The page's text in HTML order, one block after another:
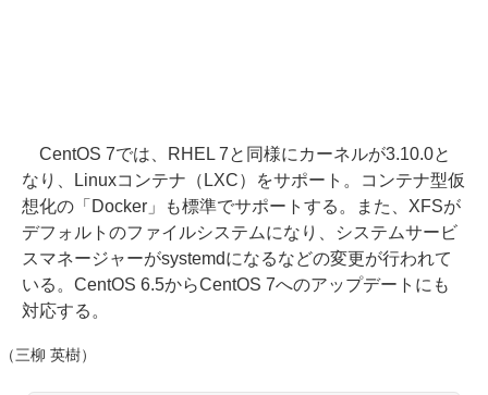
CentOS 7では、RHEL 7と同様にカーネルが3.10.0と
なり、Linuxコンテナ（LXC）をサポート。コンテナ型仮
想化の「Docker」も標準でサポートする。また、XFSが
デフォルトのファイルシステムになり、システムサービ
スマネージャーがsystemdになるなどの変更が行われて
いる。CentOS 6.5からCentOS 7へのアップデートにも
対応する。
（三柳 英樹）